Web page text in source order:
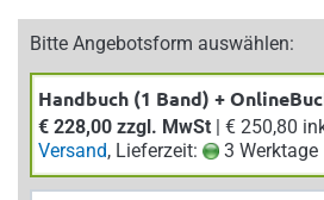
Bitte Angebotsform auswählen:
Handbuch (1 Band) +
€ 228,00 zzgl. MwSt
| € 250,80
Versand, Lieferzeit: 3 Werktage